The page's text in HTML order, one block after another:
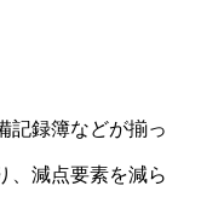
記録簿などが揃っ
、減点要素を減ら